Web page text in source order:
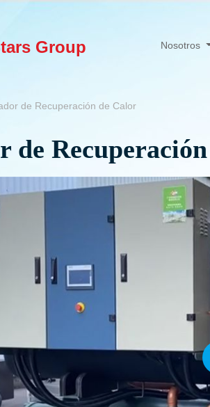
Group Nosotros
de Recuperación de Calor
de